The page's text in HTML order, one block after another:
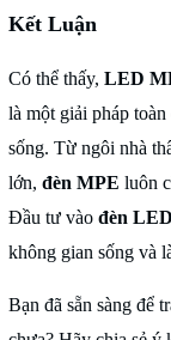
Kết Luận
Có thể thấy, LED
là một giải pháp
sống. Từ ngôi nhà
lớn, đèn MPE luôn
Đầu tư vào đèn
không gian sống và
Bạn đã sẵn sàng để